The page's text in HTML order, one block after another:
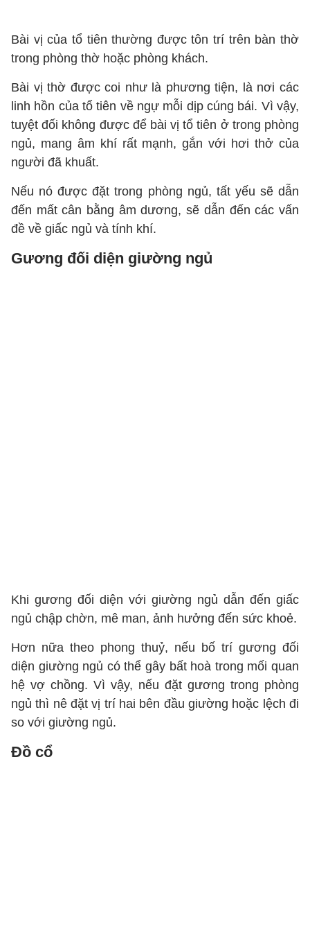
Bài vị của tổ tiên thường được tôn trí trên bàn thờ
trong phòng thờ hoặc phòng khách.
Bài vị thờ được coi như là phương tiện, là nơi các
linh hồn của tổ tiên về ngự mỗi dịp cúng bái. Vì vậy,
tuyệt đối không được để bài vị tổ tiên ở trong phòng
ngủ, mang âm khí rất mạnh, gắn với hơi thở của
người đã khuất.
Nếu nó được đặt trong phòng ngủ, tất yếu sẽ dẫn
đến mất cân bằng âm dương, sẽ dẫn đến các vấn
đề về giấc ngủ và tính khí.
Gương đối diện giường ngủ
Khi gương đối diện với giường ngủ dẫn đến giấc
ngủ chập chờn, mê man, ảnh hưởng đến sức khoẻ.
Hơn nữa theo phong thuỷ, nếu bố trí gương đối
diện giường ngủ có thể gây bất hoà trong mối quan
hệ vợ chồng. Vì vậy, nếu đặt gương trong phòng
ngủ thì nê đặt vị trí hai bên đầu giường hoặc lệch đi
so với giường ngủ.
Đồ cổ